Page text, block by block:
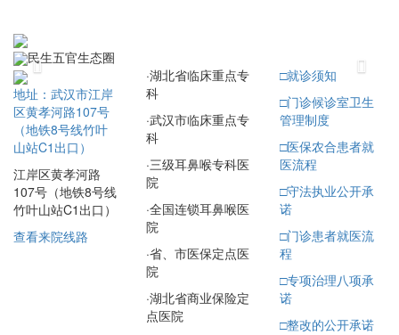
民生五官生态圈
Previous Next
地址：武汉市江岸
区黄孝河路107号
（地铁8号线竹叶
山站C1出口）
江岸区黄孝河路
107号（地铁8号线
竹叶山站C1出口）
查看来院线路
·湖北省临床重点专
科
·武汉市临床重点专
科
·三级耳鼻喉专科医
院
·全国连锁耳鼻喉医
院
·省、市医保定点医
院
·湖北省商业保险定
点医院
□就诊须知
□门诊候诊室卫生
管理制度
□医保农合患者就
医流程
□守法执业公开承
诺
□门诊患者就医流
程
□专项治理八项承
诺
□整改的公开承诺